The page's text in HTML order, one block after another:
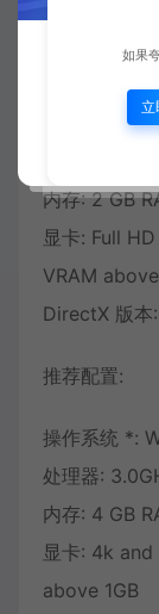
最低配置:
操作系统 *:
内存: 2 GB
显卡: Full
VRAM
DirectX 版本
推荐配置:
操作系统 *:
处理器:
内存: 4 GB
显卡: 4k
above 1GB
如果
立